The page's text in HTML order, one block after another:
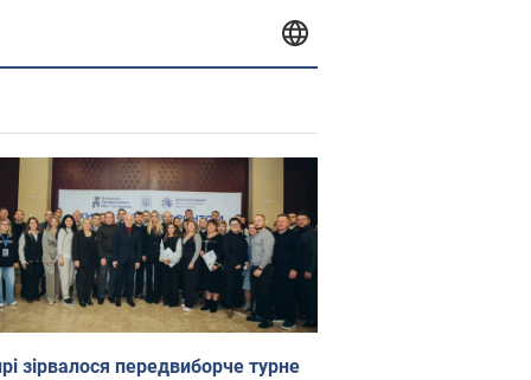
зірвалося передвиборче турне